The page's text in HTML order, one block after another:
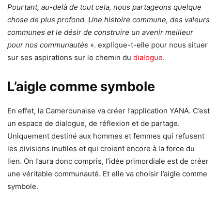
Pourtant, au-delà de tout cela, nous partageons quelque
chose de plus profond. Une histoire commune, des valeurs
communes et le désir de construire un avenir meilleur
pour nos communautés ». explique-t-elle pour nous situer
sur ses aspirations sur le chemin du dialogue.
L’aigle comme symbole
En effet, la Camerounaise va créer l’application YANA. C’est
un espace de dialogue, de réflexion et de partage.
Uniquement destiné aux hommes et femmes qui refusent
les divisions inutiles et qui croient encore à la force du
lien. On l’aura donc compris, l’idée primordiale est de créer
une véritable communauté. Et elle va choisir l’aigle comme
symbole.